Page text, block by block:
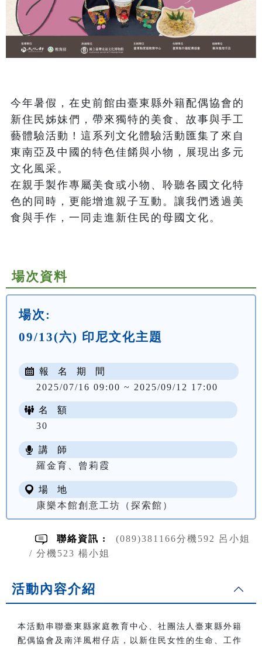
今年暑假，在史前館由臺東縣外籍配偶協會的
新住民姊妹們，帶來獨特的美食、故事與手工
藝體驗活動！這系列文化體驗活動匯集了來自
東南亞及中國的特色佳餚與小物，展現出多元
文化風采。
在親手製作專屬美食或小物、聆聽各國文化特
色的同時，更能增進親子互動。讓我們透過美
食與手作，一同走進新住民的母國文化。
場次資料
場次:
09/13(六) 印尼文化主題
報 名 期 間
2025/07/16 09:00 ~ 2025/09/12 17:00
名 額
30
講 師
羅金育、曾莉霞
場 地
康樂本館創意工坊（探索館）
聯絡資訊 :
(089)381166分機592 呂小姐
/ 分機523 楊小姐
活動內容介紹
本活動串聯臺東縣家庭教育中心、社團法人臺東縣外籍
配偶協會及南洋風柑仔店，以新住民女性的生命、工作